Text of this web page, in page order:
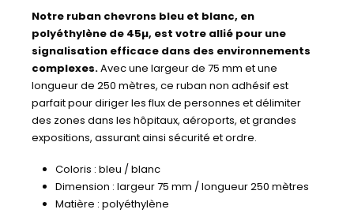
Notre ruban chevrons bleu et blanc, en
polyéthylène de 45µ, est votre allié pour une
signalisation efficace dans des environnements
complexes.Avec une largeur de 75 mm et une
longueur de 250 mètres, ce ruban non adhésif est
parfait pour diriger les flux de personnes et délimiter
des zones dans les hôpitaux, aéroports, et grandes
expositions, assurant ainsi sécurité et ordre.
Coloris : bleu / blanc
Dimension : largeur 75 mm / longueur 250 mètres
Matière : polyéthylène